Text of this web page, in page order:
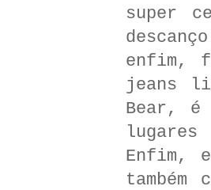
super
enfim,
jeans
Bear, é
lugares
Enfim,